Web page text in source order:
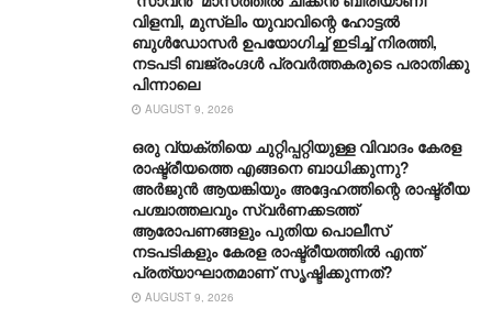
വിളമ്പി, മുസ്ലിം യുവാവിന്റെ ഹോട്ടല്‍
ബുൾഡോസർ ഉപയോഗിച്ച് ഇടിച്ച് നിരത്തി,
നടപടി ബജ്‌രംഗ്ദള്‍ പ്രവര്‍ത്തകരുടെ പരാതിക്കു
പിന്നാലെ
AUGUST 9, 2026
ഒരു വ്യക്തിയെ ചുറ്റിപ്പറ്റിയുള്ള വിവാദം കേരള
രാഷ്ട്രീയത്തെ എങ്ങനെ ബാധിക്കുന്നു?
അർജുൻ ആയങ്കിയും അദ്ദേഹത്തിന്റെ രാഷ്ട്രീയ
പശ്ചാത്തലവും സ്വർണക്കടത്ത്
ആരോപണങ്ങളും പുതിയ പൊലീസ്
നടപടികളും കേരള രാഷ്ട്രീയത്തിൽ എന്ത്
പ്രത്യാഘാതമാണ് സൃഷ്ടിക്കുന്നത്?
AUGUST 9, 2026